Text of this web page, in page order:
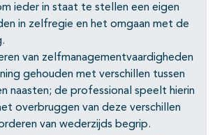
ieder in staat te stellen een eigen
in zelfregie en het omgaan met de
van zelfmanagementvaardigheden
gehouden met verschillen tussen
naasten; de professional speelt hierin
overbruggen van deze verschillen
van wederzijds begrip.